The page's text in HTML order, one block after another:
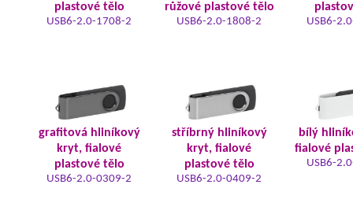
plastové tělo
USB6-2.0-1708-2
růžové plastové tělo
USB6-2.0-1808-2 USB6-
grafitová hliníkový
kryt, fialové
plastové tělo
USB6-2.0-0309-2
stříbrný hliníkový
kryt, fialové
plastové tělo
USB6-2.0-0409-2
bílý
fialové
USB6-